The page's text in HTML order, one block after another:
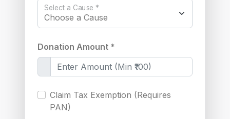
Select a Cause *
Donation Amount *
Claim Tax Exemption (Requires
PAN)